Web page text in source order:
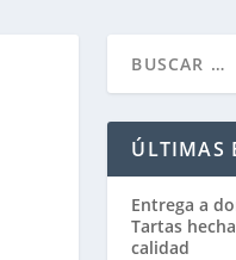
ÚLTIMAS
Entrega a
Tartas
calidad